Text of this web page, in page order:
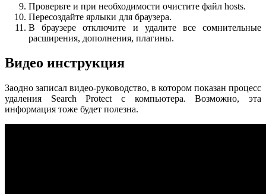
Проверьте и при необходимости очистите файл hosts.
Пересоздайте ярлыки для браузера.
В браузере отключите и удалите все сомнительные
расширения, дополнения, плагины.
Видео инструкция
Заодно записал видео-руководство, в котором показан процесс
удаления Search Protect с компьютера. Возможно, эта
информация тоже будет полезна.